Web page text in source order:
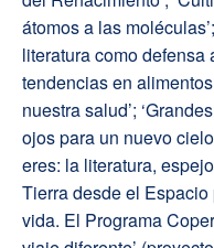
átomos a las
literatura como defensa
tendencias en
nuestra salud’;
ojos para un nuevo
eres: la literatura,
Tierra desde el
vida. El Programa